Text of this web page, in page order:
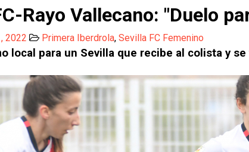
Rayo Vallecano: "Duelo
2022 Primera Iberdrola, Sevilla FC Femenino
local para un Sevilla que recibe al colista y